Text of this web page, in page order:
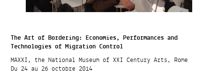
The Art of Bordering: Economies, Performances and
Technologies of Migration Control
MAXXI, the National Museum of XXI Century Arts, Rome
Du 24 au 26 octobre 2014